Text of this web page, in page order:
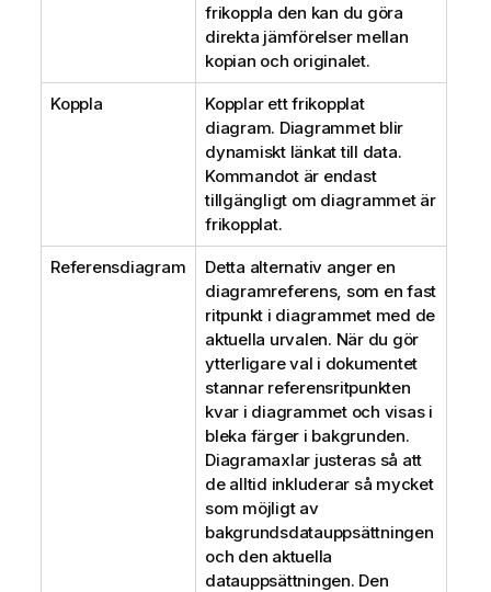
frikoppla den kan du göra
direkta jämförelser mellan
kopian och originalet.
Koppla
Kopplar ett frikopplat
diagram. Diagrammet blir
dynamiskt länkat till data.
Kommandot är endast
tillgängligt om diagrammet är
frikopplat.
Referensdiagram
Detta alternativ anger en
diagramreferens, som en fast
ritpunkt i diagrammet med de
aktuella urvalen. När du gör
ytterligare val i dokumentet
stannar referensritpunkten
kvar i diagrammet och visas i
bleka färger i bakgrunden.
Diagramaxlar justeras så att
de alltid inkluderar så mycket
som möjligt av
bakgrundsdatauppsättningen
och den aktuella
datauppsättningen. Den